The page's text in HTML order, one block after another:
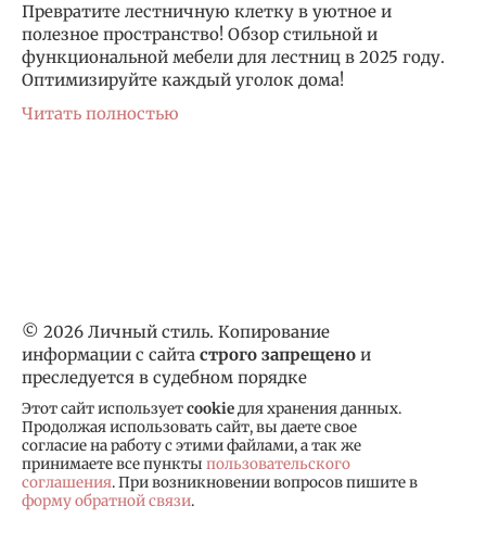
Превратите лестничную клетку в уютное и
полезное пространство! Обзор стильной и
функциональной мебели для лестниц в 2025 году.
Оптимизируйте каждый уголок дома!
Читать полностью
© 2026 Личный стиль. Копирование
информации с сайта строго запрещено и
преследуется в судебном порядке
Этот сайт используетcookieдля хранения данных.
Продолжая использовать сайт, вы даете свое
согласие на работу с этими файлами, а так же
принимаете все пункты пользовательского
соглашения. При возникновении вопросов пишите в
форму обратной связи.